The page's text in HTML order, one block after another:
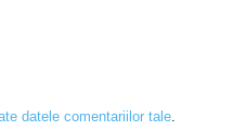
datele comentariilor tale.